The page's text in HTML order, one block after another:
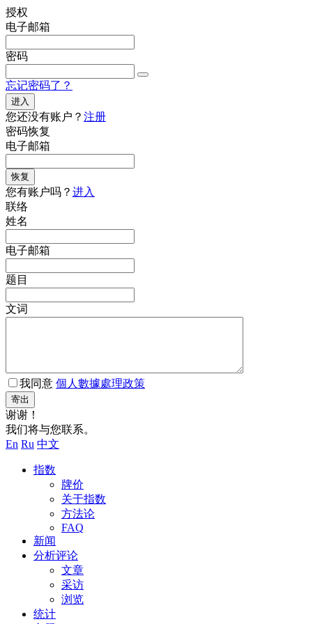
授权
电子邮箱
密码
忘记密码了？
进入
您还没有账户？ 注册
密码恢复
电子邮箱
恢复
您有账户吗？ 进入
联络
姓名
电子邮箱
题目
文词
我同意 個人數據處理政策
寄出
谢谢！
我们将与您联系。
En Ru 中文
指数
牌价
关于指数
方法论
FAQ
新闻
分析评论
文章
采访
浏览
统计